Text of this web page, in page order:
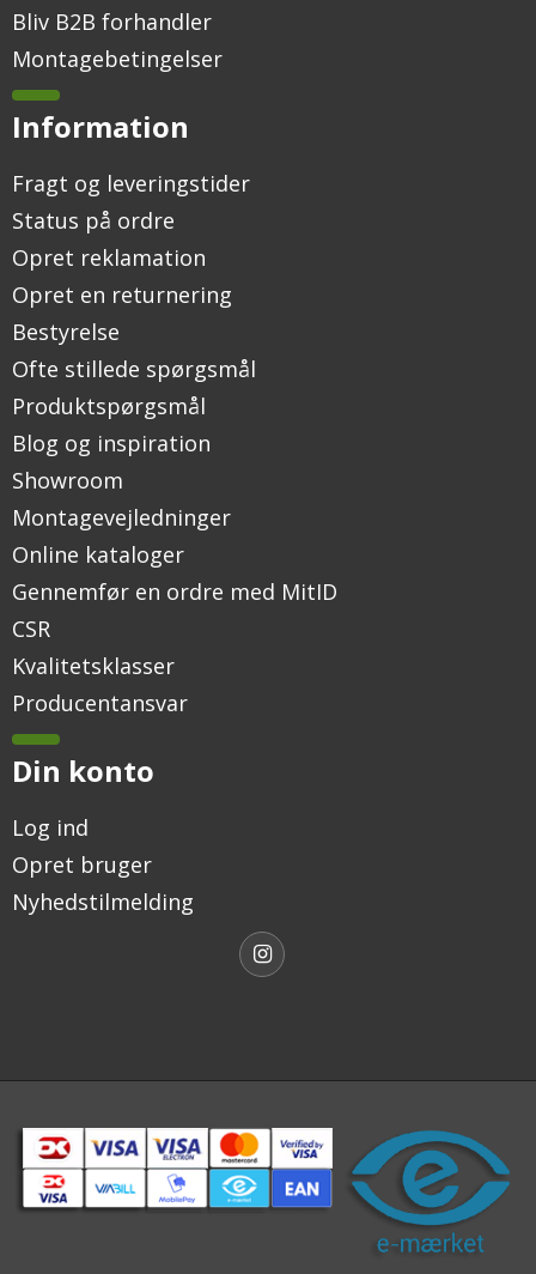
Bliv B2B forhandler
Montagebetingelser
Information
Fragt og leveringstider
Status på ordre
Opret reklamation
Opret en returnering
Bestyrelse
Ofte stillede spørgsmål
Produktspørgsmål
Blog og inspiration
Showroom
Montagevejledninger
Online kataloger
Gennemfør en ordre med MitID
CSR
Kvalitetsklasser
Producentansvar
Din konto
Log ind
Opret bruger
Nyhedstilmelding